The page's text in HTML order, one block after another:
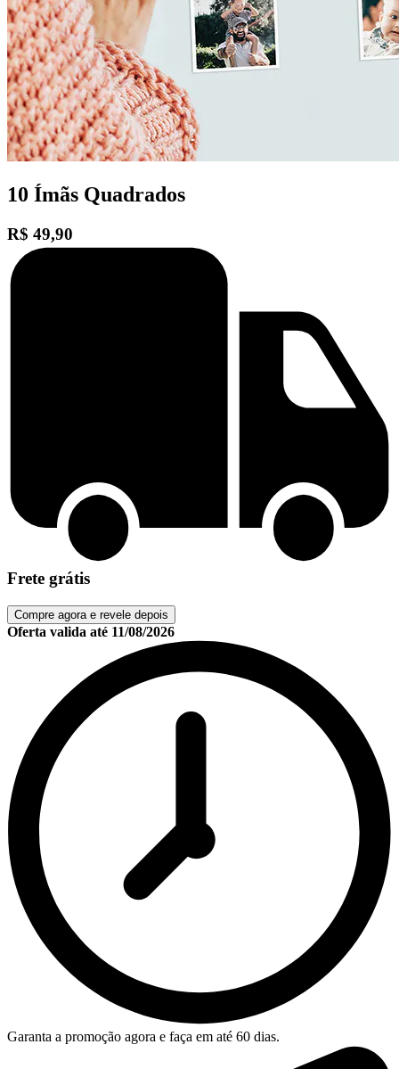
10 Ímãs Quadrados
R$ 49,90
Frete grátis
Compre agora e revele depois
Oferta valida até 11/08/2026
Garanta a promoção agora e faça em até 60 dias.